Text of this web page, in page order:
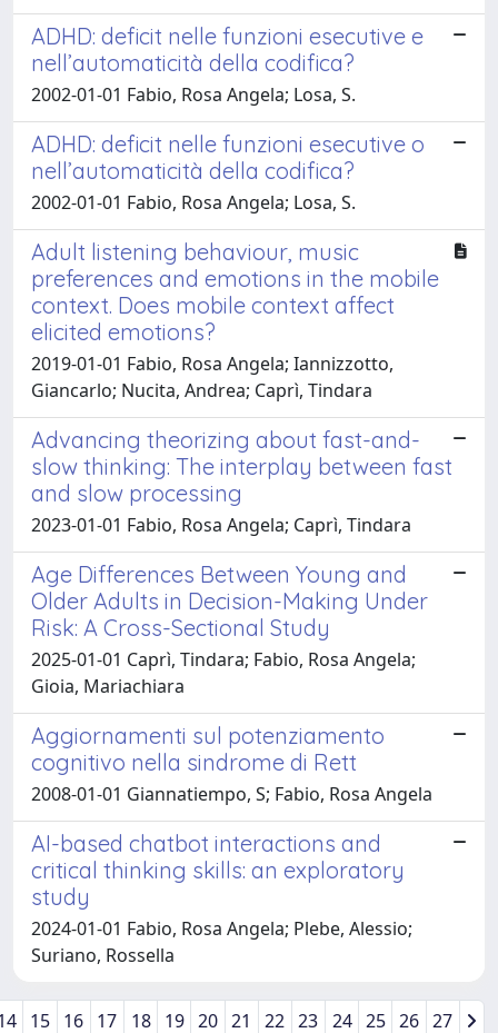
ADHD: deficit nelle funzioni esecutive e
nell’automaticità della codifica?
2002-01-01 Fabio, Rosa Angela; Losa, S.
ADHD: deficit nelle funzioni esecutive o
nell’automaticità della codifica?
2002-01-01 Fabio, Rosa Angela; Losa, S.
Adult listening behaviour, music
preferences and emotions in the mobile
context. Does mobile context affect
elicited emotions?
2019-01-01 Fabio, Rosa Angela; Iannizzotto,
Giancarlo; Nucita, Andrea; Caprì, Tindara
Advancing theorizing about fast-and-
slow thinking: The interplay between fast
and slow processing
2023-01-01 Fabio, Rosa Angela; Caprì, Tindara
Age Differences Between Young and
Older Adults in Decision-Making Under
Risk: A Cross-Sectional Study
2025-01-01 Caprì, Tindara; Fabio, Rosa Angela;
Gioia, Mariachiara
Aggiornamenti sul potenziamento
cognitivo nella sindrome di Rett
2008-01-01 Giannatiempo, S; Fabio, Rosa Angela
AI-based chatbot interactions and
critical thinking skills: an exploratory
study
2024-01-01 Fabio, Rosa Angela; Plebe, Alessio;
Suriano, Rossella
15 16 17 18 19 20 21 22 23 24 25 26 27